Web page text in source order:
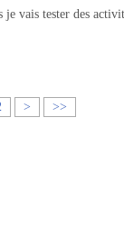
vais tester des
> >>